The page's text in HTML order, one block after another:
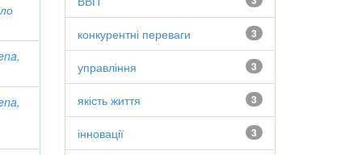
3
конкурентні переваги
3
управління
3
якість життя
3
інновації